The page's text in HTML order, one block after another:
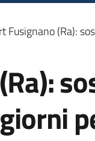
Fusignano (Ra):